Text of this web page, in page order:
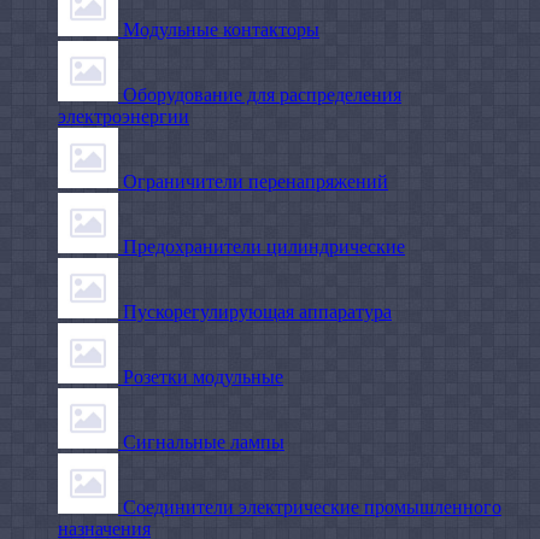
Модульные контакторы
Оборудование для распределения
электроэнергии
Ограничители перенапряжений
Предохранители цилиндрические
Пускорегулирующая аппаратура
Розетки модульные
Сигнальные лампы
Соединители электрические промышленного
назначения